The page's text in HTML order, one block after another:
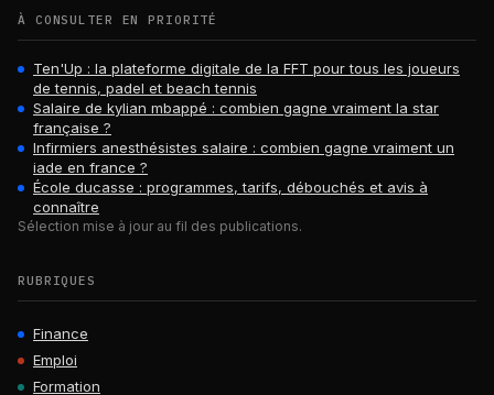
À CONSULTER EN PRIORITÉ
Ten'Up : la plateforme digitale de la FFT pour tous les joueurs
de tennis, padel et beach tennis
Salaire de kylian mbappé : combien gagne vraiment la star
française ?
Infirmiers anesthésistes salaire : combien gagne vraiment un
iade en france ?
École ducasse : programmes, tarifs, débouchés et avis à
connaître
Sélection mise à jour au fil des publications.
RUBRIQUES
Finance
Emploi
Formation